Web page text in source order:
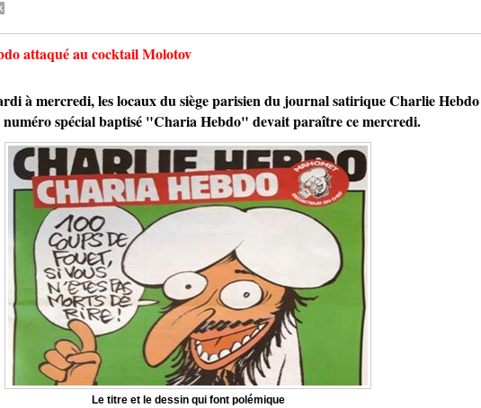
attaqué au cocktail Molotov
à mercredi, les locaux du siège parisien du journal satirique Charlie Hebdo
numéro spécial baptisé "Charia Hebdo" devait paraître ce mercredi.
Le titre et le dessin qui font polémique